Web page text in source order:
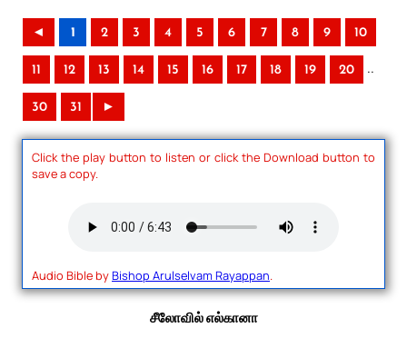
◄ 1 2 3 4 5 6 7 8 9 10
11 12 13 14 15 16 17 18 19 20 ..
30 31 ►
Click the play button to listen or click the Download button to
save a copy.
Audio Bible byBishop Arulselvam Rayappan.
சீலோவில் எல்கானா